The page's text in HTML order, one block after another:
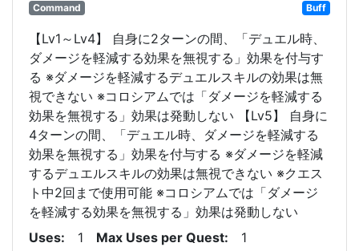
Command Buff
【Lv1～Lv4】 自身に2ターンの間、「デュエル時、
ダメージを軽減する効果を無視する」効果を付与す
る ※ダメージを軽減するデュエルスキルの効果は無
視できない ※コロシアムでは「ダメージを軽減する
効果を無視する」効果は発動しない 【Lv5】 自身に
4ターンの間、「デュエル時、ダメージを軽減する
効果を無視する」効果を付与する ※ダメージを軽減
するデュエルスキルの効果は無視できない ※クエス
ト中2回まで使用可能 ※コロシアムでは「ダメージ
を軽減する効果を無視する」効果は発動しない
Uses
1 Max Uses per Quest 1